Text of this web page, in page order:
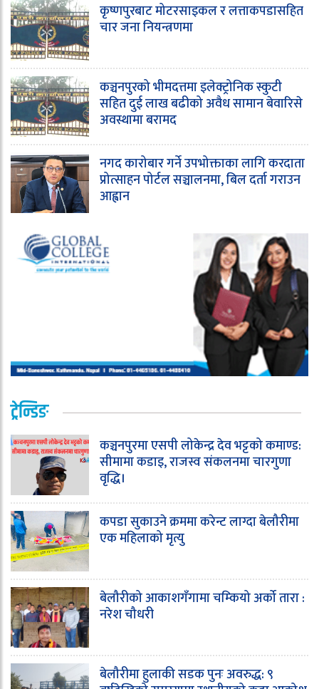
कृष्णपुरबाट मोटरसाइकल र लत्ताकपडासहित
चार जना नियन्त्रणमा
कञ्चनपुरको भीमदत्तमा इलेक्ट्रोनिक स्कुटी
सहित दुई लाख बढीको अवैध सामान बेवारिसे
अवस्थामा बरामद
नगद कारोबार गर्ने उपभोक्ताका लागि करदाता
प्रोत्साहन पोर्टल सञ्चालनमा, बिल दर्ता गराउन
आह्वान
ट्रेन्डिङ
कञ्चनपुरमा एसपी लोकेन्द्र देव भट्टको कमाण्ड:
सीमामा कडाइ, राजस्व संकलनमा चारगुणा
वृद्धि।
कपडा सुकाउने क्रममा करेन्ट लाग्दा बेलौरीमा
एक महिलाको मृत्यु
बेलौरीको आकाशगँगामा चम्कियो अर्को तारा :
नरेश चौधरी
बेलौरीमा हुलाकी सडक पुनः अवरुद्ध: ९